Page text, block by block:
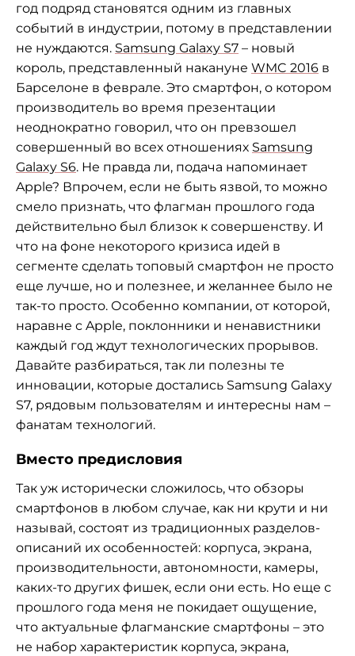
год подряд становятся одним из главных
событий в индустрии, потому в представлении
не нуждаются. Samsung Galaxy S7 – новый
король, представленный накануне WMC 2016 в
Барселоне в феврале. Это смартфон, о котором
производитель во время презентации
неоднократно говорил, что он превзошел
совершенный во всех отношениях Samsung
Galaxy S6. Не правда ли, подача напоминает
Apple? Впрочем, если не быть язвой, то можно
смело признать, что флагман прошлого года
действительно был близок к совершенству. И
что на фоне некоторого кризиса идей в
сегменте сделать топовый смартфон не просто
еще лучше, но и полезнее, и желаннее было не
так-то просто. Особенно компании, от которой,
наравне с Apple, поклонники и ненавистники
каждый год ждут технологических прорывов.
Давайте разбираться, так ли полезны те
инновации, которые достались Samsung Galaxy
S7, рядовым пользователям и интересны нам –
фанатам технологий.
Вместо предисловия
Так уж исторически сложилось, что обзоры
смартфонов в любом случае, как ни крути и ни
называй, состоят из традиционных разделов-
описаний их особенностей: корпуса, экрана,
производительности, автономности, камеры,
каких-то других фишек, если они есть. Но еще с
прошлого года меня не покидает ощущение,
что актуальные флагманские смартфоны – это
не набор характеристик корпуса, экрана,